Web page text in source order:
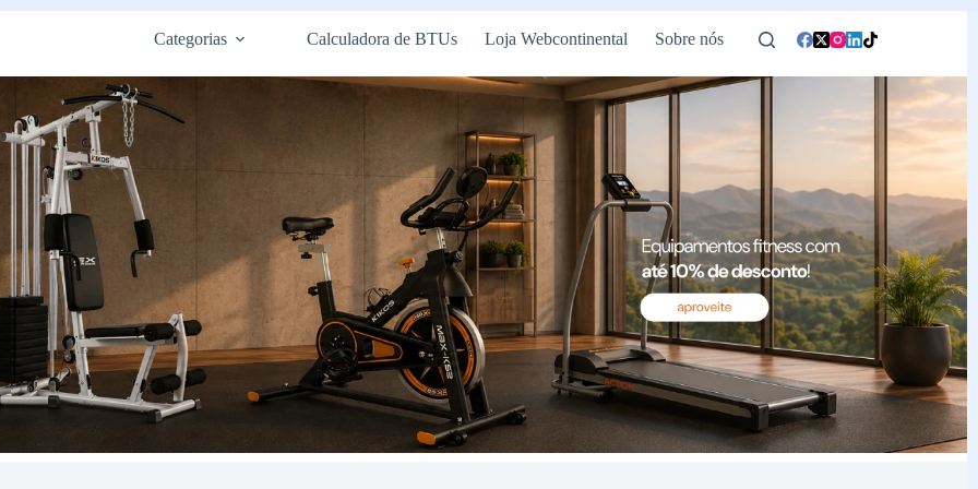
Categorias Calculadora de BTUs Loja Webcontinental Sobre nós